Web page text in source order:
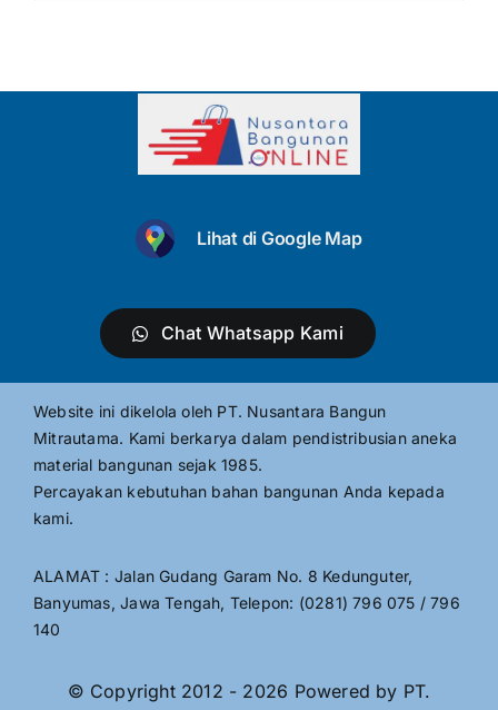
Lihat di Google Map
Chat Whatsapp Kami
Website ini dikelola oleh PT. Nusantara Bangun
Mitrautama. Kami berkarya dalam pendistribusian aneka
material bangunan sejak 1985.
Percayakan kebutuhan bahan bangunan Anda kepada
kami.
ALAMAT : Jalan Gudang Garam No. 8 Kedunguter,
Banyumas, Jawa Tengah, Telepon: (0281) 796 075 / 796
140
© Copyright 2012 - 2026 Powered by PT.